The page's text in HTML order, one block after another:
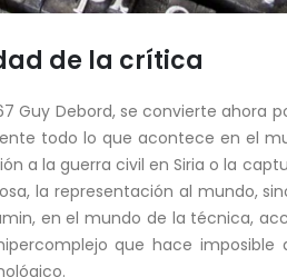
de la crítica
Guy Debord, se convierte ahora
todo lo que acontece en el
a la guerra civil en Siria o la
la representación al mundo,
en el mundo de la técnica,
que hace